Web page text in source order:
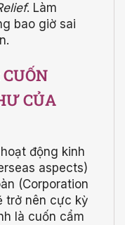
. Làm
bao giờ sai
CUỐN
CỦA
động kinh
aspects)
(Corporation
trở nên cực kỳ
là cuốn cẩm